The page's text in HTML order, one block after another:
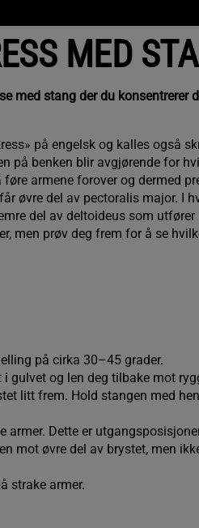
MED
med stang der du konsentrerer
på engelsk og kalles også
på benken blir avgjørende for
armene forover og dermed
øvre del av pectoralis major. I
del av deltoideus som utfører
men prøv deg frem for å se
på cirka 30–45 grader.
gulvet og len deg tilbake mot
litt frem. Hold stangen med
armer. Dette er
mot øvre del av brystet, men
strake armer.